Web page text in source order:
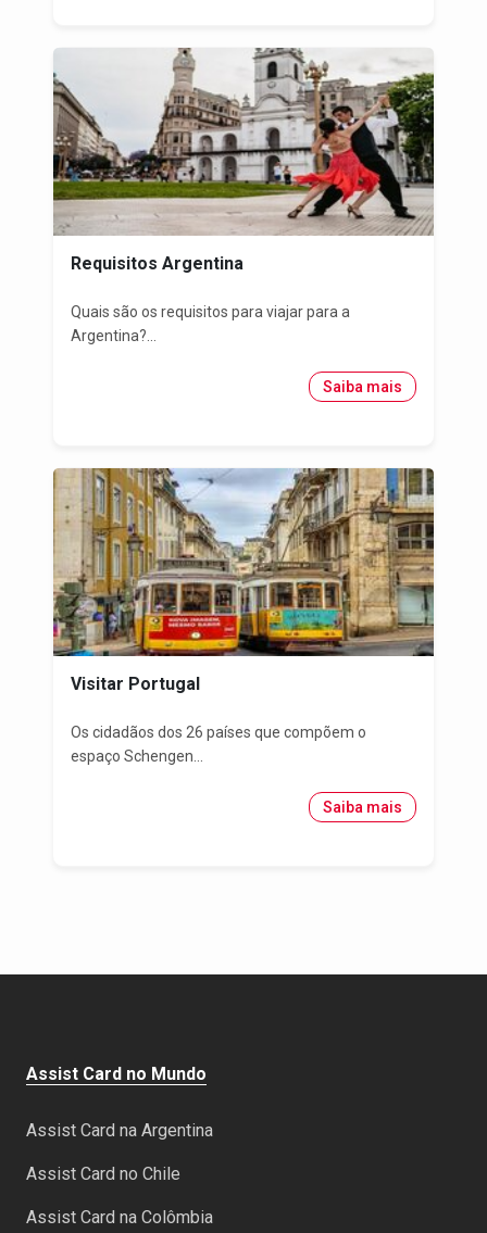
Requisitos Argentina
Quais são os requisitos para viajar para a
Argentina?...
Saiba mais
Visitar Portugal
Os cidadãos dos 26 países que compõem o
espaço Schengen...
Saiba mais
Assist Card no Mundo
Assist Card na Argentina
Assist Card no Chile
Assist Card na Colômbia